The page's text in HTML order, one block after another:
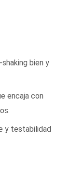
bien y
encaja con
y testabilidad